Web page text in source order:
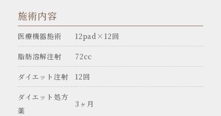
施術内容
医療機器施術 12pad×12回
脂肪溶解注射 72cc
ダイエット注射 12回
ダイエット処方
薬
3ヶ月